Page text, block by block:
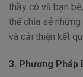
thầy cô và bạn
thể chia sẻ
và cải thiện kết
3. Phương Pháp